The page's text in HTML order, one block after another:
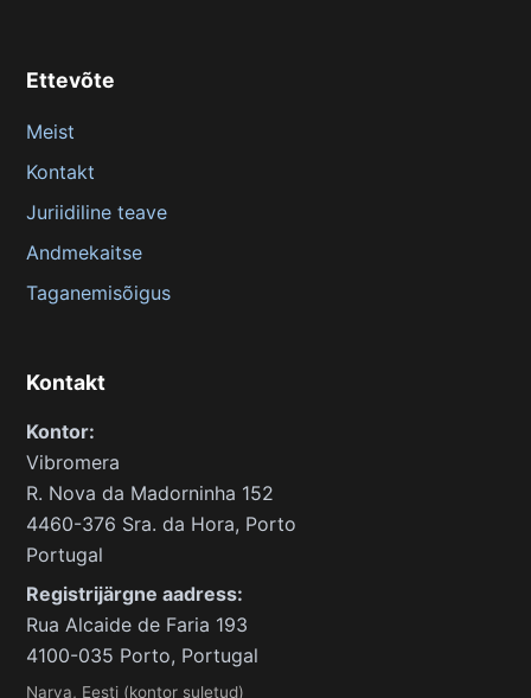
Ettevõte
Meist
Kontakt
Juriidiline teave
Andmekaitse
Taganemisõigus
Kontakt
Kontor:
Vibromera
R. Nova da Madorninha 152
4460-376 Sra. da Hora, Porto
Portugal
Registrijärgne aadress:
Rua Alcaide de Faria 193
4100-035 Porto, Portugal
Narva, Eesti (kontor suletud)